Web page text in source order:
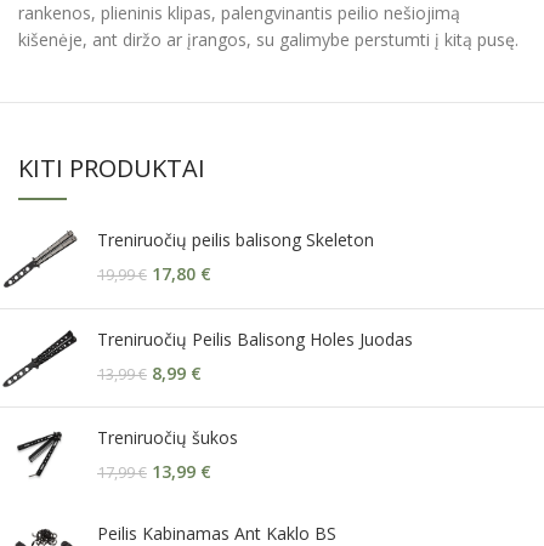
rankenos, plieninis klipas, palengvinantis peilio nešiojimą
kišenėje, ant diržo ar įrangos, su galimybe perstumti į kitą pusę.
KITI PRODUKTAI
Treniruočių peilis balisong Skeleton
19,99€ 17,80 €
Treniruočių Peilis Balisong Holes Juodas
13,99€ 8,99 €
Treniruočių šukos
17,99€ 13,99 €
Peilis Kabinamas Ant Kaklo BS